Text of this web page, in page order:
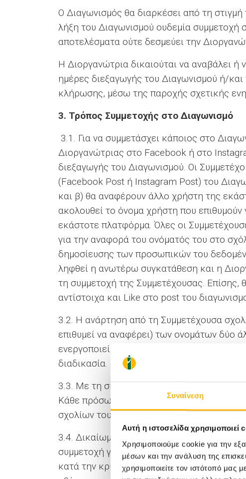
Συναίνεση
Αυτή η ιστοσελίδα χρησιμοποιεί
Χρησιμοποιούμε cookie για την
μέσων και την ανάλυση της
χρησιμοποιείτε τον ιστότοπό
O Διαγωνισμός θα διαρκέσει από τη
λήξη του Διαγωνισμού ουδεμία συμμετοχή
αποτελέσματα ούτε δεσμεύει την
Η Διοργανώτρια δικαιούται να αναβάλει
ημέρες διεξαγωγής του Διαγωνισμού ή/
κλήρωσης, μέσω της παροχής σχετικής
3. Τρόπος Συμμετοχής στο Διαγωνισμό
3.1. Για να συμμετάσχει κάποιος στο
Διοργανώτριας στο Facebook ή στο
διεξαγωγής του Διαγωνισμού. Οι
(Facebook Post ή Instagram Post) του
και β) θα αναφέρουν άλλο χρήστη της
ακολουθεί το όνομα χρήστη που
εκάστοτε πλατφόρμα. Όλες οι
για την αναφορά του ονόματός του στο
δημοσίευσης των προσωπικών του
ληφθεί η ανωτέρω συγκατάθεση και η
τη συμμετοχή της Συμμετέχουσας.
αντίστοιχα και Like στο post του
3.2. Η ανάρτηση από τη Συμμετέχουσα
επιθυμεί να αναφέρει) των ονομάτων δύο
ενεργοποιεί τη συμμετοχή της στο
διαδικασία.
3.3. Με τη συμμετοχή στο Διαγωνισμό, οι
Κάθε πρόσωπο μπορεί ανά πάσα στιγμή να
σχολίων του που είχε υποβάλει κάτω από
3.4. Δικαίωμα συμμετοχής στην κλήρωση
συμμετοχή για την οποία ισχύουν
κατά την κρίση του Διοργανωτή, προϊόν